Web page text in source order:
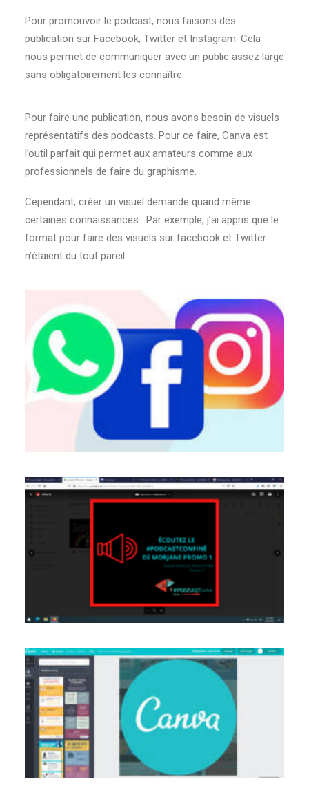
Pour promouvoir le podcast, nous faisons des
publication sur Facebook, Twitter et Instagram. Cela
nous permet de communiquer avec un public assez large
sans obligatoirement les connaître.
Pour faire une publication, nous avons besoin de visuels
représentatifs des podcasts. Pour ce faire, Canva est
l’outil parfait qui permet aux amateurs comme aux
professionnels de faire du graphisme.
Cependant, créer un visuel demande quand même
certaines connaissances. Par exemple, j’ai appris que le
format pour faire des visuels sur facebook et Twitter
n’étaient du tout pareil.